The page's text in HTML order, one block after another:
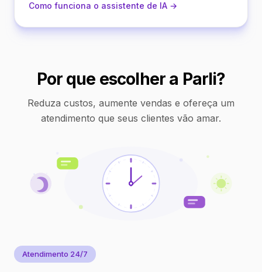
Como funciona o assistente de IA →
Por que escolher a Parli?
Reduza custos, aumente vendas e ofereça um
atendimento que seus clientes vão amar.
Atendimento 24/7